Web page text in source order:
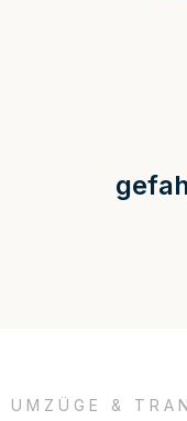
UMZÜGE &